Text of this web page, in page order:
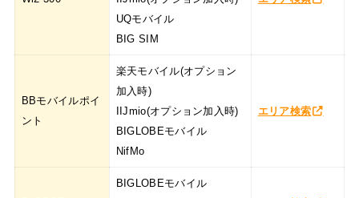
UQモバイル
BIG SIM
BBモバイルポイ
ント
楽天モバイル(オプション
加入時)
IIJmio(オプション加入時)
BIGLOBEモバイル
NifMo
エリア検索
BIGLOBEモバイル